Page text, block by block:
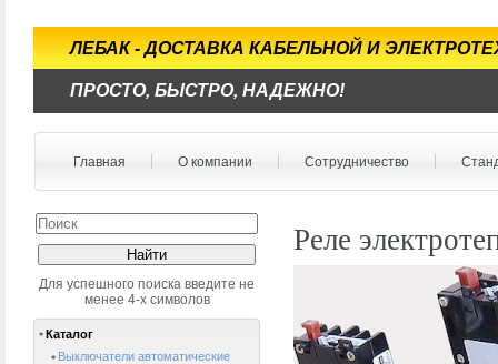
ЛЕБАК - ДОСТАВКА КАБЕЛЬНОЙ И
ПРОСТО, БЫСТРО, НАДЕЖНО!
Главная О компании Сотрудничество
Для успешного поиска введите не
менее 4-х символов
Каталог
Выключатели автоматические
Реле